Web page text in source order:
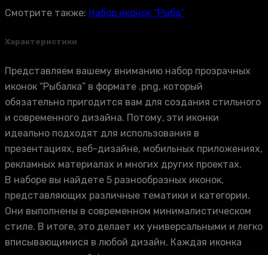
Смотрите также: Набор иконок “Рыба”
Характеристики
Представляем вашему вниманию набор прозрачных
иконок “Рыбалка” в формате .png, который
обязательно пригодится вам для создания стильного
и современного дизайна. Потому, эти иконки
идеально подходят для использования в
презентациях, веб-дизайне, мобильных приложениях,
рекламных материалах и многих других проектах.
В наборе вы найдете 5 разнообразных иконок,
представляющих различные тематики и категории.
Они выполнены в современном минималистическом
стиле. В итоге, это делает их универсальными и легко
вписывающимися в любой дизайн. Каждая иконка